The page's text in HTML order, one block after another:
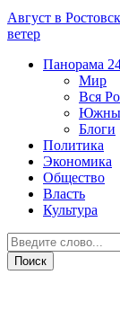
Август в
ветер
Панорама
Мир
Вся
Блоги
Политика
Экономика
Общество
Власть
Культура